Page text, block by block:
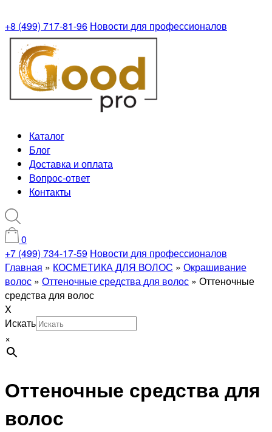
+8 (499) 717-81-96 Новости для профессионалов
Каталог
Блог
Доставка и оплата
Вопрос-ответ
Контакты
0
+7 (499) 734-17-59 Новости для профессионалов
Главная » КОСМЕТИКА ДЛЯ ВОЛОС » Окрашивание
волос » Оттеночные средства для волос » Оттеночные
средства для волос
X
Искать
×
Оттеночные средства для
волос